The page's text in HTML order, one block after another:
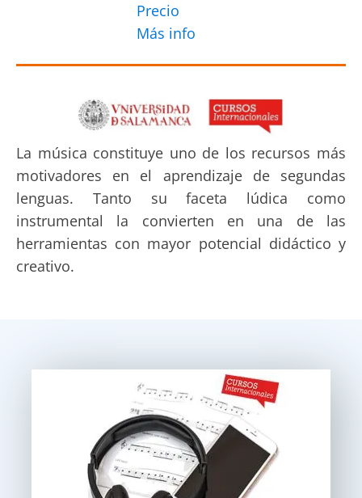
Precio
Más info
La música constituye uno de los recursos más
motivadores en el aprendizaje de segundas
lenguas. Tanto su faceta lúdica como
instrumental la convierten en una de las
herramientas con mayor potencial didáctico y
creativo.